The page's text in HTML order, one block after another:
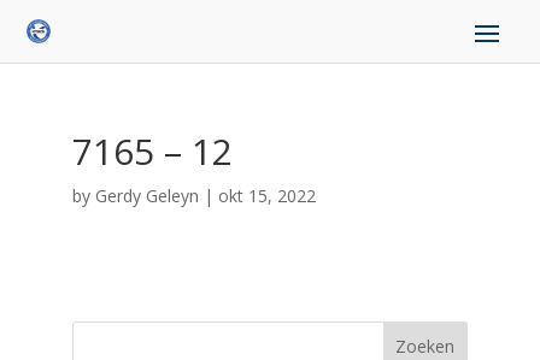
7165 – 12
by Gerdy Geleyn | okt 15, 2022